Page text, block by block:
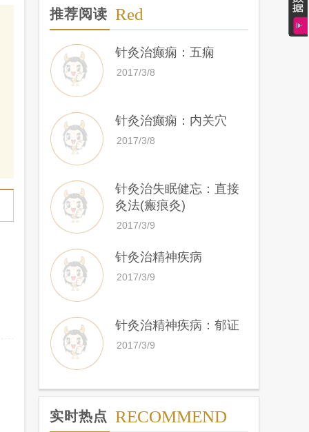
推荐阅读 Red
针灸治癫痫：五痫
2017/3/8
针灸治癫痫：内关穴
2017/3/8
针灸治失眠健忘：直接
灸法(瘢痕灸)
2017/3/9
针灸治精神疾病
2017/3/9
针灸治精神疾病：郁证
2017/3/9
实时热点 RECOMMEND